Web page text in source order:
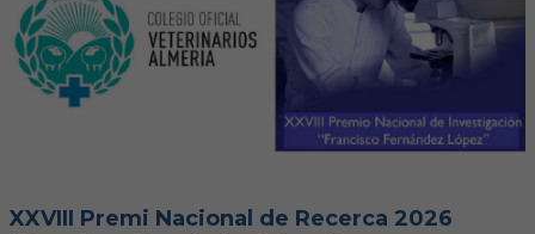
XXVIII Premi Nacional de Recerca 2026